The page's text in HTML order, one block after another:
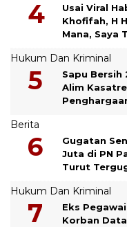
Usai Viral
Khofifah, H
Mana, Saya
Hukum Dan Kriminal
Sapu Bersih
Alim
Berita
Gugatan
Juta di PN
Turut
Hukum Dan Kriminal
Eks
Korban